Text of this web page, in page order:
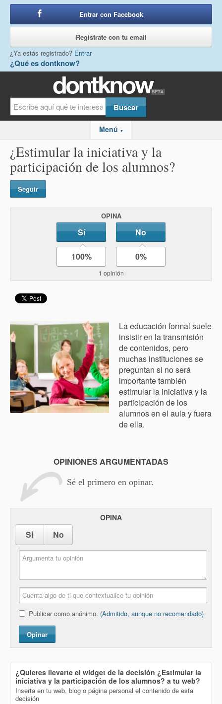
¿Qué es dontknow?
Entrar con Facebook
Regístrate con tu email
¿Ya estás registrado? Entrar
Menú ▼
¿Estimular la iniciativa y la
participación de los alumnos?
Seguir
OPINA
Sí No
100% 0%
1 opinión
La educación formal suele
insistir en la transmisión
de contenidos, pero
muchas instituciones se
preguntan si no será
importante también
estimular la iniciativa y la
participación de los
alumnos en el aula y fuera
de ella.
OPINIONES ARGUMENTADAS
Sé el primero en opinar.
OPINA
Sí No
Publicar como anónimo. (Admitido, aunque no recomendado)
Opinar
¿Quieres llevarte el widget de la decisión ¿Estimular la
iniciativa y la participación de los alumnos? a tu web?
Inserta en tu web, blog o página personal el contenido de esta
decisión